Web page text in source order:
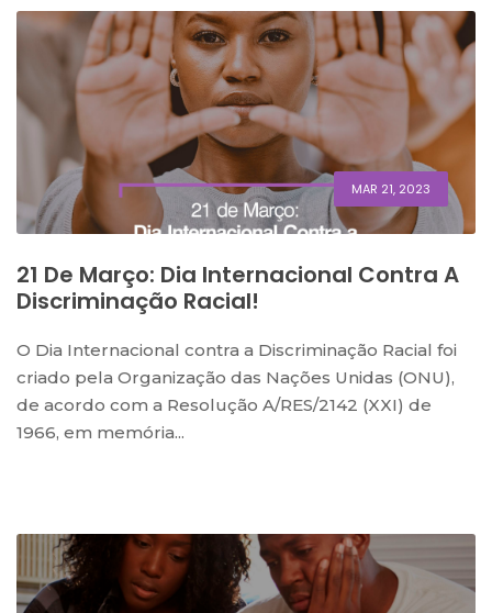
MAR 21, 2023
21 De Março: Dia Internacional Contra A
Discriminação Racial!
O Dia Internacional contra a Discriminação Racial foi
criado pela Organização das Nações Unidas (ONU),
de acordo com a Resolução A/RES/2142 (XXI) de
1966, em memória...